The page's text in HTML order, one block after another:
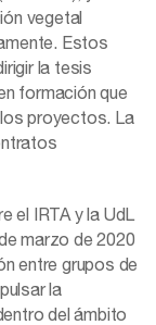
vegetal
Estos
la tesis
formación que
proyectos. La
el IRTA y la UdL
marzo de 2020
entre grupos de
la
del ámbito